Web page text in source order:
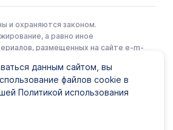
и охраняются законом.
а равно иное
размещенных на сайте e-m-
№ Л041-01148-78/00337441
данным сайтом, вы
файлов cookie в
Политикой использования